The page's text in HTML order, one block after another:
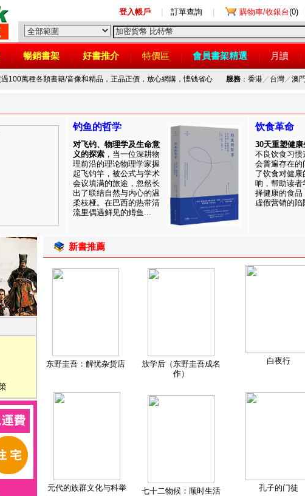
登入帳戶 訂單查詢 購物車/收銀台(0)
暢銷書架 好書推介 特價區 會員書架精選 月讀
過100萬種各類書籍/音像和精品，正品正價，放心網購，悭钱省心 服務：香港／ 台灣／澳門
钓鱼的哲学
对飞钓、物理学及生命意
义的探索 ，当一位深耕物
理前沿的理论物理学家握
起飞钓竿，被公式与学术
会议填满的旅途，忽然长
出了联结自然与内心的温
柔枝桠。在巴西的热带清
流里偶遇鲜见的鳟鱼...
饮食革命
30天重塑健康
不良饮食习惯
会普遍存在的
了饮食对健康
响，帮助读者
择健康的食品
虚假营销的陷
新書推薦
东野圭吾：解忧杂货店
放学后（东野圭吾成名
作）
白夜行
元代的族群文化与科举 七十二物候：顺时生活 孔子的门徒